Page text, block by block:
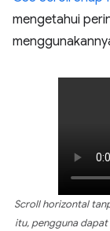
mengetahui
Scroll horizontal
itu, pengguna